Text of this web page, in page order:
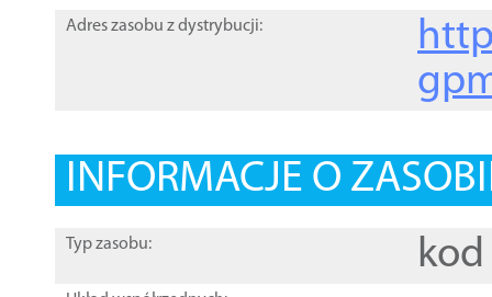
Adres zasobu z dystrybucji:
INFORMACJE O
Typ zasobu: kod